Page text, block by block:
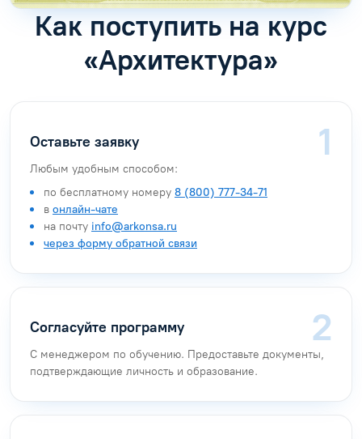
Как поступить на курс
«Архитектура»
Оставьте заявку
Любым удобным способом:
по бесплатному номеру 8 (800) 777-34-71
в онлайн-чате
на почту info@arkonsa.ru
через форму обратной связи
Согласуйте программу
С менеджером по обучению. Предоставьте документы,
подтверждающие личность и образование.